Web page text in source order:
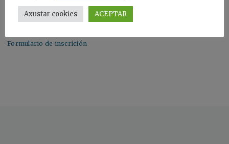
O descoñecemento fainos cometer erros, e estes erros fan dano ó
mais valioso que temos como sociedade, as nosas crianzas e as
Formulario de inscrición
Axustar cookies ACEPTAR